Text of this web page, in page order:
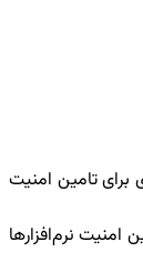
برای تامین امنیت
نرم‌افزارها